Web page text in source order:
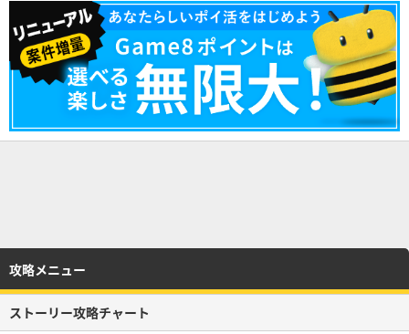
攻略メニュー
ストーリー攻略チャート